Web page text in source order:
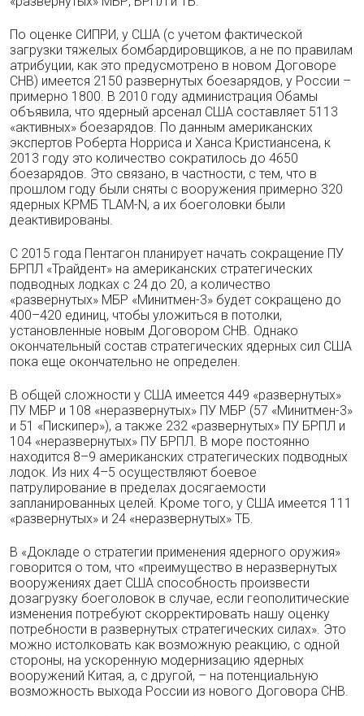
По оценке СИПРИ, у США (с учетом фактической
загрузки тяжелых бомбардировщиков, а не по правилам
атрибуции, как это предусмотрено в новом Договоре
СНВ) имеется 2150 развернутых боезарядов, у России –
примерно 1800. В 2010 году администрация Обамы
объявила, что ядерный арсенал США составляет 5113
«активных» боезарядов. По данным американских
экспертов Роберта Норриса и Ханса Кристиансена, к
2013 году это количество сократилось до 4650
боезарядов. Это связано, в частности, с тем, что в
прошлом году были сняты с вооружения примерно 320
ядерных КРМБ TLAM-N, а их боеголовки были
деактивированы.
С 2015 года Пентагон планирует начать сокращение ПУ
БРПЛ «Трайдент» на американских стратегических
подводных лодках с 24 до 20, а количество
«развернутых» МБР «Минитмен-3» будет сокращено до
400–420 единиц, чтобы уложиться в потолки,
установленные новым Договором СНВ. Однако
окончательный состав стратегических ядерных сил США
пока еще окончательно не определен.
В общей сложности у США имеется 449 «развернутых»
ПУ МБР и 108 «неразвернутых» ПУ МБР (57 «Минитмен-3»
и 51 «Пискипер»), а также 232 «развернутых» ПУ БРПЛ и
104 «неразвернутых» ПУ БРПЛ. В море постоянно
находится 8–9 американских стратегических подводных
лодок. Из них 4–5 осуществляют боевое
патрулирование в пределах досягаемости
запланированных целей. Кроме того, у США имеется 111
«развернутых» и 24 «неразвернутых» ТБ.
В «Докладе о стратегии применения ядерного оружия»
говорится о том, что «преимущество в неразвернутых
вооружениях дает США способность произвести
дозагрузку боеголовок в случае, если геополитические
изменения потребуют скорректировать нашу оценку
потребности в развернутых стратегических силах». Это
можно истолковать как возможную реакцию, с одной
стороны, на ускоренную модернизацию ядерных
вооружений Китая, а, с другой, – на потенциальную
возможность выхода России из нового Договора СНВ.